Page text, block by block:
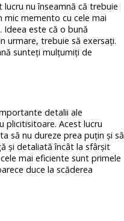
nu înseamnă că trebuie
mic memento cu cele mai
este că o bună
urmare, trebuie să exersaţi.
sunteţi mulţumiţi de
detalii ale
plicitisitoare. Acest lucru
să nu dureze prea puţin şi să
şi detaliată încât la sfârşit
mai eficiente sunt primele
duce la scăderea